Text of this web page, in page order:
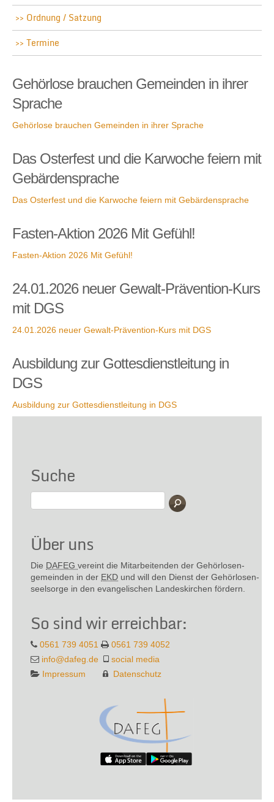
Ordnung / Satzung
Termine
Gehörlose brauchen Gemeinden in ihrer
Sprache
Gehörlose brauchen Gemeinden in ihrer Sprache
Das Osterfest und die Karwoche feiern mit
Gebärdensprache
Das Osterfest und die Karwoche feiern mit Gebärdensprache
Fasten-Aktion 2026 Mit Gefühl!
Fasten-Aktion 2026 Mit Gefühl!
24.01.2026 neuer Gewalt-Prävention-Kurs
mit DGS
24.01.2026 neuer Gewalt-Prävention-Kurs mit DGS
Ausbildung zur Gottesdienstleitung in
DGS
Ausbildung zur Gottesdienstleitung in DGS
Suche
Über uns
Die DAFEG vereint die Mitarbeitenden der Gehör­losen­
gemeinden in der EKD und will den Dienst der Gehör­losen­
seel­sorge in den evange­lischen Landes­kirchen fördern.
So sind wir erreichbar:
0561 739 4051
0561 739 4052
info@dafeg.de
social media
Impressum
Datenschutz